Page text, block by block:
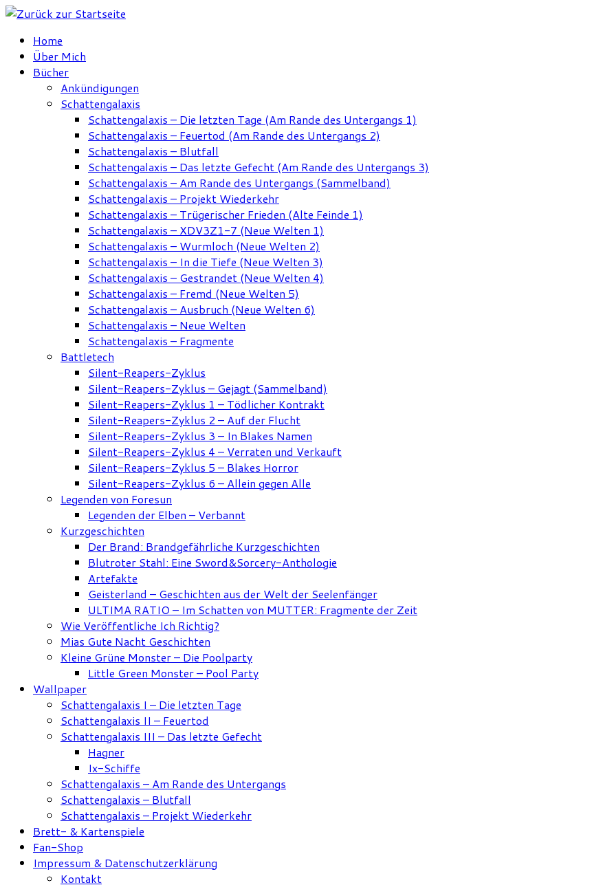
Zum
springenHome
Über Mich
Bücher
Ankündigungen
Schattengalaxis
Schattengalaxis – Die letzten Tage (Am Rande des Untergangs 1)
Schattengalaxis – Feuertod (Am Rande des Untergangs 2)
Schattengalaxis – Blutfall
Schattengalaxis – Das letzte Gefecht (Am Rande des Untergangs 3)
Schattengalaxis – Am Rande des Untergangs (Sammelband)
Schattengalaxis – Projekt Wiederkehr
Schattengalaxis – Trügerischer Frieden (Alte Feinde 1)
Schattengalaxis – XDV3Z1-7 (Neue Welten 1)
Schattengalaxis – Wurmloch (Neue Welten 2)
Schattengalaxis – In die Tiefe (Neue Welten 3)
Schattengalaxis – Gestrandet (Neue Welten 4)
Schattengalaxis – Fremd (Neue Welten 5)
Schattengalaxis – Ausbruch (Neue Welten 6)
Schattengalaxis – Neue Welten
Schattengalaxis – Fragmente
Battletech
Silent-Reapers-Zyklus
Silent-Reapers-Zyklus – Gejagt (Sammelband)
Silent-Reapers-Zyklus 1 – Tödlicher Kontrakt
Silent-Reapers-Zyklus 2 – Auf der Flucht
Silent-Reapers-Zyklus 3 – In Blakes Namen
Silent-Reapers-Zyklus 4 – Verraten und Verkauft
Silent-Reapers-Zyklus 5 – Blakes Horror
Silent-Reapers-Zyklus 6 – Allein gegen Alle
Legenden von Foresun
Legenden der Elben – Verbannt
Kurzgeschichten
Der Brand: Brandgefährliche Kurzgeschichten
Blutroter Stahl: Eine Sword&Sorcery-Anthologie
Artefakte
Geisterland – Geschichten aus der Welt der Seelenfänger
ULTIMA RATIO – Im Schatten von MUTTER: Fragmente der Zeit
Wie Veröffentliche Ich Richtig?
Mias Gute Nacht Geschichten
Kleine Grüne Monster – Die Poolparty
Little Green Monster – Pool Party
Wallpaper
Schattengalaxis I – Die letzten Tage
Schattengalaxis II – Feuertod
Schattengalaxis III – Das letzte Gefecht
Hagner
Ix-Schiffe
Schattengalaxis – Am Rande des Untergangs
Schattengalaxis – Blutfall
Schattengalaxis – Projekt Wiederkehr
Brett- & Kartenspiele
Fan-Shop
Impressum & Datenschutzerklärung
Kontakt